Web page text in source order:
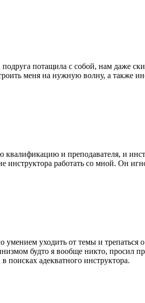
потащила с собой, нам даже
меня на нужную волну, а также
квалификацию и преподавателя, и
инструктора работать со мной. Он
умением уходить от темы и
будто я вообще никто, просил
поисках адекватного инструктора.